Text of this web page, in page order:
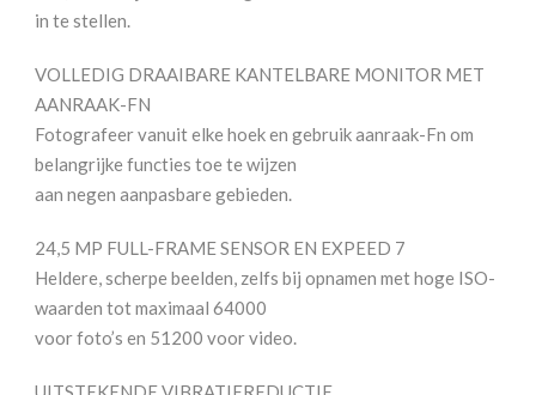
in te stellen.
VOLLEDIG DRAAIBARE KANTELBARE MONITOR MET
AANRAAK-FN
Fotografeer vanuit elke hoek en gebruik aanraak-Fn om
belangrijke functies toe te wijzen
aan negen aanpasbare gebieden.
24,5 MP FULL-FRAME SENSOR EN EXPEED 7
Heldere, scherpe beelden, zelfs bij opnamen met hoge ISO-
waarden tot maximaal 64000
voor foto’s en 51200 voor video.